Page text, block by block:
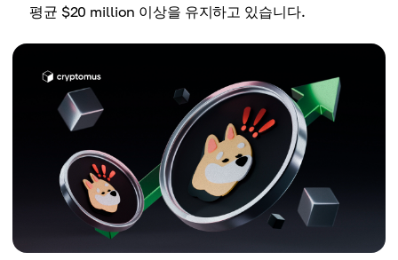
평균 $20 million 이상을 유지하고 있습니다.